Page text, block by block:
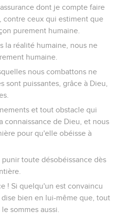
dont je compte faire
contre ceux qui estiment que
purement humaine.
la réalité humaine, nous ne
humaine.
nous combattons ne
sont puissantes, grâce à Dieu,
et tout obstacle qui
connaissance de Dieu, et nous
pour qu'elle obéisse à
punir toute désobéissance dès
! Si quelqu'un est convaincu
bien en lui-même que, tout
sommes aussi.